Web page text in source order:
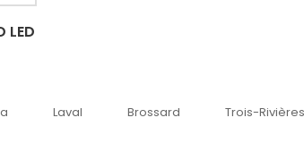
LED
Brossard Trois-Rivières